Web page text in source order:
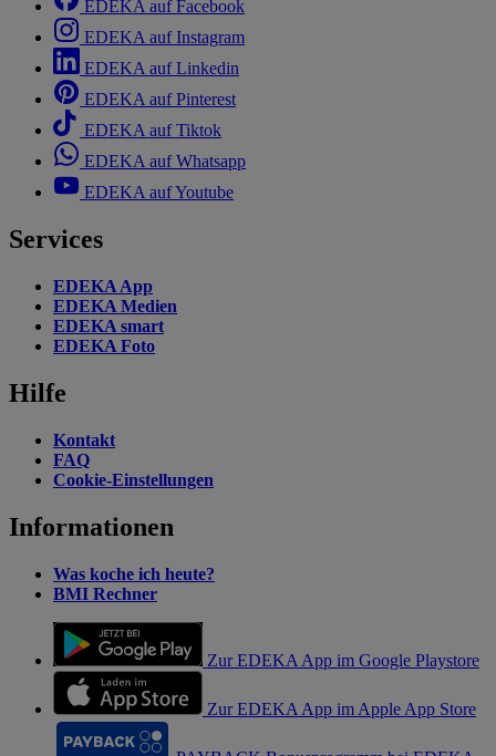
EDEKA auf Facebook
EDEKA auf Instagram
EDEKA auf Linkedin
EDEKA auf Pinterest
EDEKA auf Tiktok
EDEKA auf Whatsapp
EDEKA auf Youtube
Services
EDEKA App
EDEKA Medien
EDEKA smart
EDEKA Foto
Hilfe
Kontakt
FAQ
Cookie-Einstellungen
Informationen
Was koche ich heute?
BMI Rechner
Zur EDEKA App im Google Playstore
Zur EDEKA App im Apple App Store